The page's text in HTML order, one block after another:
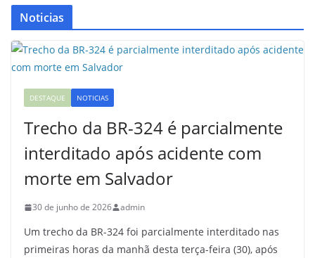
Noticias
DESTAQUE NOTICIAS
Trecho da BR-324 é parcialmente
interditado após acidente com
morte em Salvador
30 de junho de 2026 admin
Um trecho da BR-324 foi parcialmente interditado nas
primeiras horas da manhã desta terça-feira (30), após